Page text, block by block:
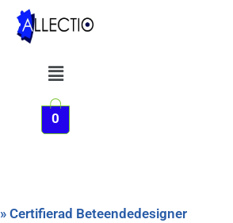
Meny
0
»Certifierad Beteendedesigner